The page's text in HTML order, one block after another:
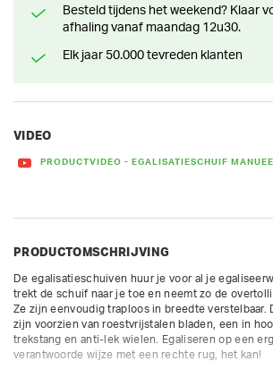
Besteld tijdens het weekend? Klaar voor levering of
afhaling vanaf maandag 12u30.
Elk jaar 50.000 tevreden klanten
VIDEO
PRODUCTVIDEO - EGALISATIESCHUIF
PRODUCTOMSCHRIJVING
De egalisatieschuiven huur je voor al je
trekt de schuif naar je toe en neemt zo de
Ze zijn eenvoudig traploos in breedte verstelbaar.
zijn voorzien van roestvrijstalen bladen, een in
trekstang en anti-lek wielen. Egaliseren op een
verantwoorde wijze met een rechte rug, het kan!